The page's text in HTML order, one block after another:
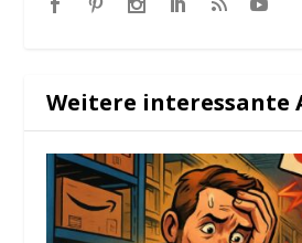
Weitere interessante